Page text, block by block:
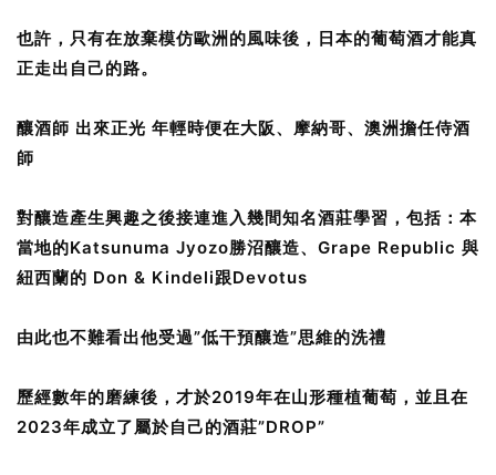
也許，只有在放棄模仿歐洲的風味後，日本的葡萄酒才能真
正走出自己的路。
釀酒師 出來正光 年輕時便在大阪、摩納哥、澳洲擔任侍酒
師
對釀造產生興趣之後接連進入幾間知名酒莊學習，包括：本
當地的Katsunuma Jyozo勝沼釀造、Grape Republic 與
紐西蘭的 Don & Kindeli跟Devotus
由此也不難看出他受過”低干預釀造”思維的洗禮
歷經數年的磨練後，才於2019年在山形種植葡萄，並且在
2023年成立了屬於自己的酒莊”DROP”